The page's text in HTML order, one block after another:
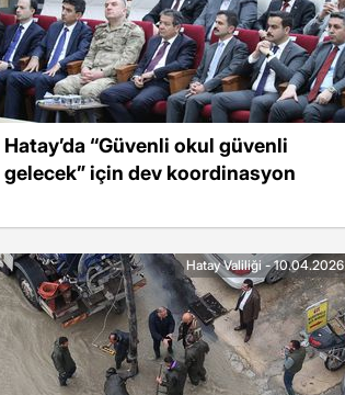
Hatay’da “Güvenli okul güvenli
gelecek” için dev koordinasyon
Hatay Valiliği - 10.04.2026